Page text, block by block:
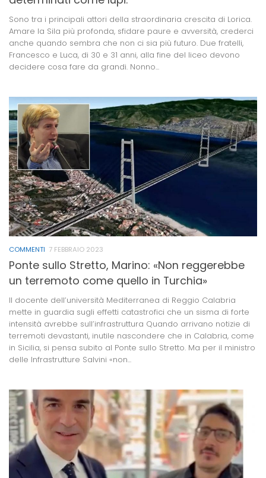
Sono tra i principali attori della straordinaria crescita di Lorica.
Amare la Sila più profonda, sfidare paure e avversità, crederci
anche quando sembra che non ci sia più futuro. Due fratelli,
Francesco e Luca, di 30 e 31 anni, alla fine del liceo devono
decidere cosa fare da grandi. Nonno...
COMMENTI 7 FEBBRAIO 2023
Ponte sullo Stretto, Marino: «Non reggerebbe
un terremoto come quello in Turchia»
Il docente dell’università Mediterranea di Reggio Calabria
mette in guardia sugli effetti catastrofici che un sisma di forte
intensità avrebbe sull’infrastruttura Quando arrivano notizie di
terremoti devastanti, inutile nascondere che in Calabria, come
in Sicilia, si pensa subito al Ponte sullo Stretto. Ma per il ministro
delle Infrastrutture Salvini «non...